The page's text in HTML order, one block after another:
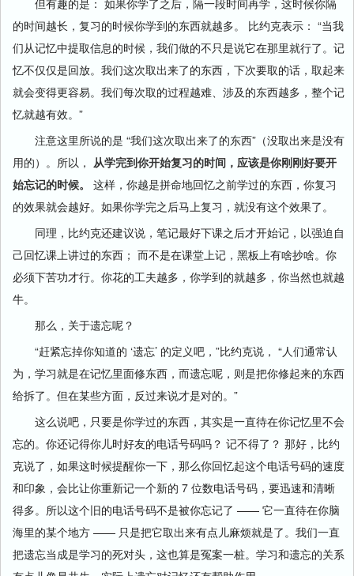
但有趣的是： 如果你学了之后，隔一段时间再学，这时候你隔
的时间越长，复习的时候你学到的东西就越多。 比约克表示： “当我
们从记忆中提取信息的时候，我们做的不只是说它在那里就行了。记
忆不仅仅是回放。我们这次取出来了的东西，下次要取的话，取起来
就会变得更容易。我们每次取的过程越难、涉及的东西越多，整个记
忆就越有效。”
注意这里所说的是 “我们这次取出来了的东西”（没取出来是没有
用的）。所以， 从学完到你开始复习的时间，应该是你刚刚好要开
始忘记的时候。
这样，你越是拼命地回忆之前学过的东西，你复习
的效果就会越好。如果你学完之后马上复习，就没有这个效果了。
同理，比约克还建议说，笔记最好下课之后才开始记，以强迫自
己回忆课上讲过的东西； 而不是在课堂上记，黑板上有啥抄啥。你
必须下苦功才行。你花的工夫越多，你学到的就越多，你当然也就越
牛。
那么，关于遗忘呢？
“赶紧忘掉你知道的 ‘遗忘’ 的定义吧，”比约克说， “人们通常认
为，学习就是在记忆里面修东西，而遗忘呢，则是把你修起来的东西
给拆了。但在某些方面，反过来说才是对的。”
这么说吧，只要是你学过的东西，其实是一直待在你记忆里不会
忘的。你还记得你儿时好友的电话号码吗？ 记不得了？ 那好，比约
克说了，如果这时候提醒你一下，那么你回忆起这个电话号码的速度
和印象，会比让你重新记一个新的 7 位数电话号码，要迅速和清晰
得多。所以这个旧的电话号码不是被你忘记了 —— 它一直待在你脑
海里的某个地方 —— 只是把它取出来有点儿麻烦就是了。我们一直
把遗忘当成是学习的死对头，这也算是冤案一桩。学习和遗忘的关系